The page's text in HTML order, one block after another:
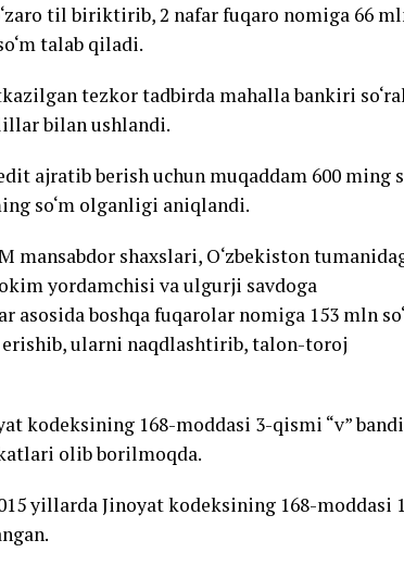
til biriktirib, 2 nafar fuqaro nomiga 66
talab qiladi.
tezkor tadbirda mahalla bankiri
bilan ushlandi.
ajratib berish uchun muqaddam 600 ming
so‘m olganligi aniqlandi.
mansabdor shaxslari, O‘zbekiston
yordamchisi va ulgurji savdoga
boshqa fuqarolar nomiga 153 mln
ularni naqdlashtirib, talon-toroj
kodeksining 168-moddasi 3-qismi “v” bandi
olib borilmoqda.
yillarda Jinoyat kodeksining 168-moddasi